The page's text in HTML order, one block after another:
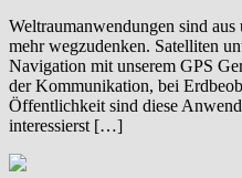
Weltraumanwendungen sind
mehr wegzudenken. Satelliten
Navigation mit unserem GPS
der Kommunikation, bei
Öffentlichkeit sind diese
interessierst […]